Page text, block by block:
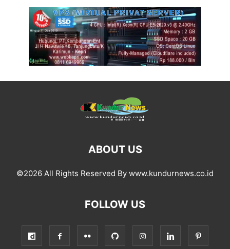
ABOUT US
©2026 All Rights Reserved By www.kundurnews.co.id
FOLLOW US